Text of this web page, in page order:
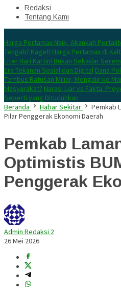
Redaksi
Tentang Kami
Harga Pertamax Naik, Akankah
Tengah? Kaget! Harga Pertamax di
Liter Hari Kartini Bukan Sekadar
Era Tekanan Sosial dan Digital Dana
Tembus Ratusan Miliar, Mengalir ke
Masyarakat? Narasi Liar vs Fakta:
Seperti yang Dituduhkan
Beranda
Habar Sekitar
Pemkab
Pilar Penggerak Ekonomi Daerah
Pemkab
Optimistis
Penggerak
Admin Redaksi 2
26 Mei 2026